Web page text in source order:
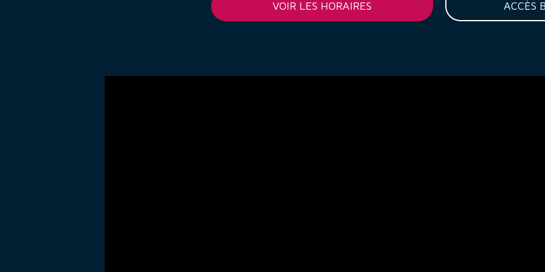
VOIR LES HORAIRES ACCÈS